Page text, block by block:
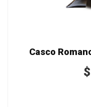
Casco
$